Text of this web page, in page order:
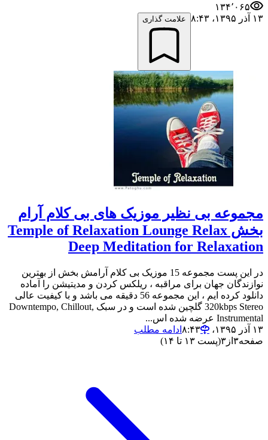
۱۳۴٬۰۶۵
۱۳ آذر ۱۳۹۵،‏ ۸:۴۳
علامت گذاری
مجموعه بی نظیر موزیک های بی کلام آرام
بخش Temple of Relaxation Lounge Relax
Deep Meditation for Relaxation
در این پست مجموعه 15 موزیک بی کلام آرامش بخش از بهترین
نوازندگان جهان برای مراقبه ، ریلکس کردن و مدیتیشن را آماده
دانلود کرده ایم ، این مجموعه 56 دقیقه می باشد و با کیفیت عالی
320kbps Stereo گلچین شده است و در سبک Downtempo, Chillout,
Instrumental عرضه شده اس...
۱۳ آذر ۱۳۹۵،‏ ۸:۴۳
ادامه مطلب
صفحه۳ از ۳(پست ۱۳ تا ۱۴)